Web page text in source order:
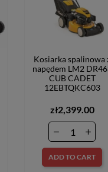
Kosiarka spalinowa
napędem LM2
CUB CADET
12EBTQKC603
zł2,399.00
ADD TO CART